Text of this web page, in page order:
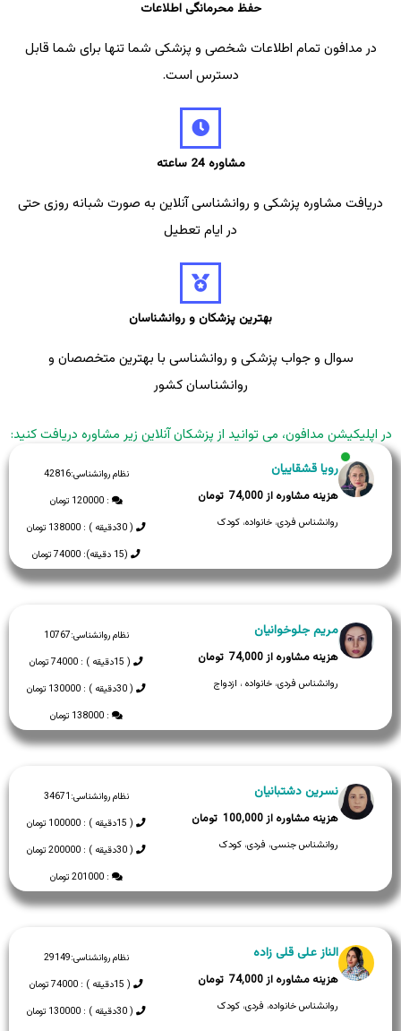
حفظ محرمانگی اطلاعات
در مدافون تمام اطلاعات شخصی و پزشکی شما تنها برای شما قابل
دسترس است.
مشاوره 24 ساعته
دریافت مشاوره پزشکی و روانشناسی آنلاین به صورت شبانه روزی حتی
در ایام تعطیل
بهترین پزشکان و روانشناسان
سوال و جواب پزشکی و روانشناسی با بهترین متخصصان و
روانشناسان کشور
در اپلیکیشن مدافون، می توانید از پزشکان آنلاین زیر مشاوره دریافت کنید:
نظام روانشناسی:42816
: 120000 تومان
( 30دقیقه ) : 138000 تومان
(15 دقیقه): 74000 تومان
رویا قشقاییان
74,000
روانشناس فردی، خانواده، کودک
نظام روانشناسی:10767
( 15دقیقه ) : 74000 تومان
( 30دقیقه ) : 130000 تومان
: 138000 تومان
مریم جلوخوانیان
74,000
روانشناس فردی، خانواده ، ازدواج
نظام روانشناسی:34671
( 15دقیقه ) : 100000 تومان
( 30دقیقه ) : 200000 تومان
: 201000 تومان
نسرین دشتبانیان
100,000
روانشناس جنسی، فردی، کودک
نظام روانشناسی:29149
( 15دقیقه ) : 74000 تومان
( 30دقیقه ) : 130000 تومان
الناز علی قلی زاده
74,000
روانشناس خانواده، فردی، کودک